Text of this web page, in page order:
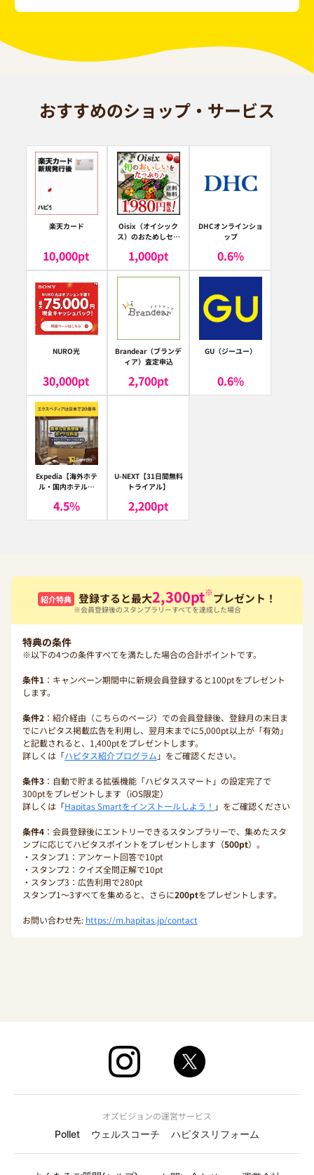
おすすめのショップ・サービス
楽天カード
10,000pt
Oisix（オイシック
ス）のおためしセッ
1,000pt
DHCオンラインショ
ップ
0.6%
NURO光
30,000pt
Brandear（ブランデ
ィア）査定申込
2,700pt
GU（ジーユー）
0.6%
Expedia【海外ホテ
ル・国内ホテル予
ア）
4.5%
U-NEXT【31日間無料
トライアル】
2,200pt
紹介特典 登録すると最大2,300pt※プレゼント！
※会員登録後のスタンプラリーすべてを達成した場合
特典の条件
※以下の4つの条件すべてを満たした場合の合計ポイントです。
条件1 ：キャンペーン期間中に新規会員登録すると100ptをプレゼント
します。
条件2 ：紹介経由（こちらのページ）での会員登録後、登録月の末日ま
でにハピタス掲載広告を利用し、翌月末までに5,000pt以上が「有効」
と記載されると、1,400ptをプレゼントします。
詳しくは「ハピタス紹介プログラム 」をご確認ください。
条件3 ：自動で貯まる拡張機能「ハピタススマート」の設定完了で
300ptをプレゼントします（iOS限定）
詳しくは「Hapitas Smartをインストールしよう！ 」をご確認ください
条件4 ：会員登録後にエントリーできるスタンプラリーで、集めたスタ
ンプに応じてハピタスポイントをプレゼントします（500pt）。
・スタンプ1：アンケート回答で10pt
・スタンプ2：クイズ全問正解で10pt
・スタンプ3：広告利用で280pt
スタンプ1〜3すべてを集めると、さらに200ptをプレゼントします。
お問い合わせ先: https://m.hapitas.jp/contact
オズビジョンの運営サービス
Pollet
ウェルスコーチ ハピタスリフォーム